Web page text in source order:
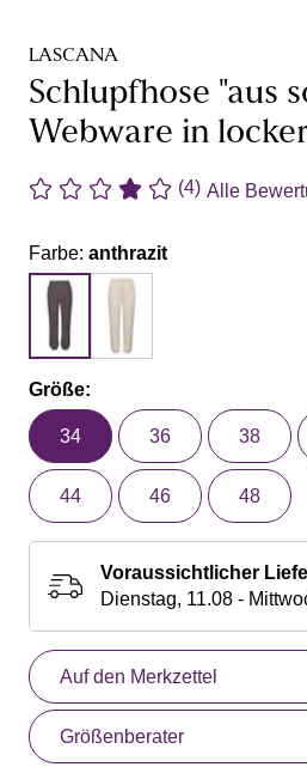
LASCANA
Schlupfhose "aus
Webware in
(4) Alle
Farbe: anthrazit
Größe:
34 36 38
44 46 48
Voraussichtlicher
Dienstag, 11.08 -
Auf den Merkzettel
Größenberater